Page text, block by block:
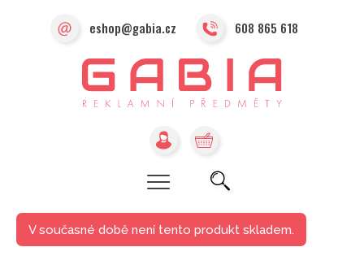
eshop@gabia.cz 608 865 618
V současné době není tento produkt skladem.